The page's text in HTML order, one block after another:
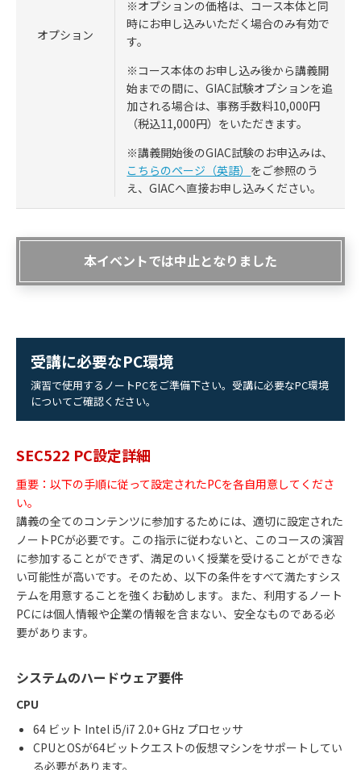
オプション
※オプションの価格は、コース本体と同
時にお申し込みいただく場合のみ有効で
す。
※コース本体のお申し込み後から講義開
始までの間に、GIAC試験オプションを追
加される場合は、事務手数料10,000円
（税込11,000円）をいただきます。
※講義開始後のGIAC試験のお申込みは、
こちらのページ（英語） をご参照のう
え、GIACへ直接お申し込みください。
本イベントでは中止となりました
受講に必要なPC環境
演習で使用するノートPCをご準備下さい。受講に必要なPC環境
についてご確認ください。
SEC522 PC設定詳細
重要：以下の手順に従って設定されたPCを各自用意してくださ
い。
講義の全てのコンテンツに参加するためには、適切に設定された
ノートPCが必要です。この指示に従わないと、このコースの演習
に参加することができず、満足のいく授業を受けることができな
い可能性が高いです。そのため、以下の条件をすべて満たすシス
テムを用意することを強くお勧めします。また、利用するノート
PCには個人情報や企業の情報を含まない、安全なものである必
要があります。
システムのハードウェア要件
CPU
64 ビット Intel i5/i7 2.0+ GHz プロセッサ
CPUとOSが64ビットクエストの仮想マシンをサポートしてい
る必要があります。